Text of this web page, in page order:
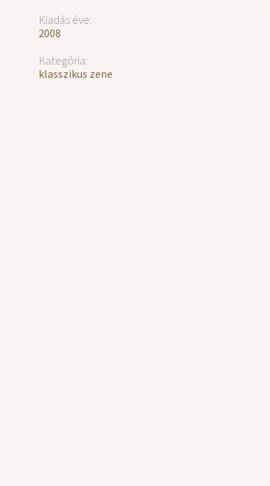
Kiadás éve:
2008
Kategória:
klasszikus zene